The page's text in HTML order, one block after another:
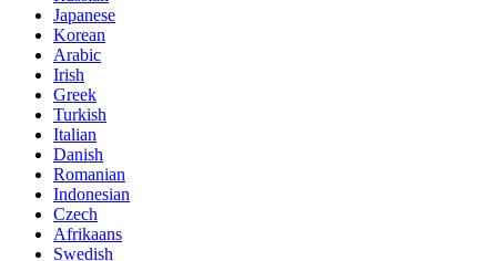
Japanese
Korean
Arabic
Irish
Greek
Turkish
Italian
Danish
Romanian
Indonesian
Czech
Afrikaans
Swedish